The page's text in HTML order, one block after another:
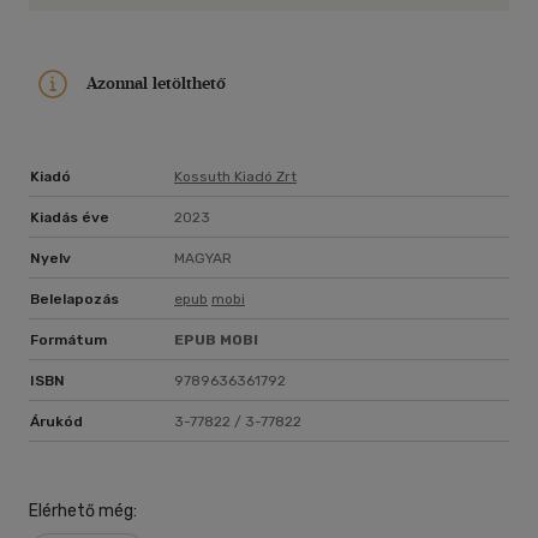
Azonnal letölthető
Kiadó Kossuth Kiadó Zrt
Kiadás éve 2023
Nyelv MAGYAR
Belelapozás epub mobi
Formátum EPUB MOBI
ISBN 9789636361792
Árukód 3-77822 / 3-77822
Elérhető még: